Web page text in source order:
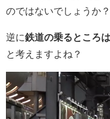
のではないでしょうか？
逆に鉄道の乗るところ
と考えますよね？